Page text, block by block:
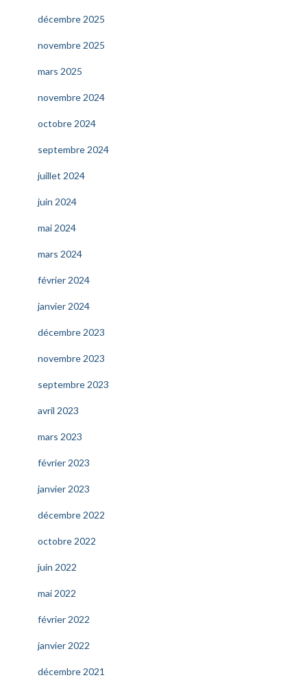
décembre 2025
novembre 2025
mars 2025
novembre 2024
octobre 2024
septembre 2024
juillet 2024
juin 2024
mai 2024
mars 2024
février 2024
janvier 2024
décembre 2023
novembre 2023
septembre 2023
avril 2023
mars 2023
février 2023
janvier 2023
décembre 2022
octobre 2022
juin 2022
mai 2022
février 2022
janvier 2022
décembre 2021